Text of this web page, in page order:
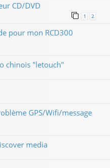
CD/DVD
1 2
pour mon RCD300
chinois "letouch"
GPS/Wifi/message
media